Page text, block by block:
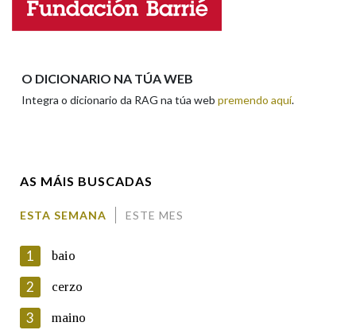
En cumprimento da normativa vixente en materia de
O DICIONARIO NA TÚA WEB
Integra o dicionario da RAG na túa web premendo aquí.
AS MÁIS BUSCADAS
ESTA SEMANA ESTE MES
1 baio
2 cerzo
3 maino